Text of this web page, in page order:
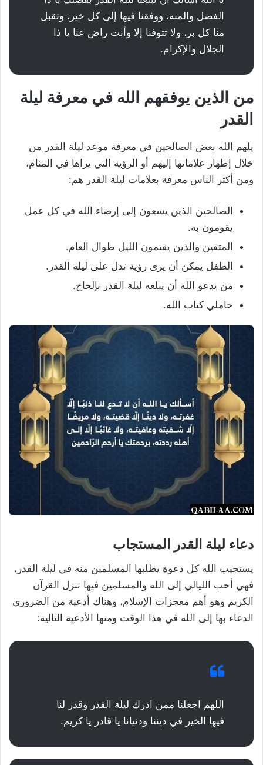
الفضل والمنه، ووفقنا فيها إلى كل خير، وتقبل
منا كل بر، ولا تتوفنا إلا وأنت راض عنا يا ذا
الجلال والإكرام.
من الذين يوفقهم الله في معرفة ليلة
القدر
يلهم الله بعض الصالحين في معرفة موعد ليلة القدر من
خلال إظهار علاماتها إليهم أو الرؤية التي يراها في المنام،
ومن أكثر الناس معرفة بعلامات ليلة القدر هم:
الصالحين الذين يسعون إلى إرضاء الله في كل عمل
يقومون به.
المتقين والذين يقيمون الليل طوال العام.
الطفل يمكن أن يرى رؤية تدل على ليلة القدر.
من يدعو الله أن يبلغه ليلة القدر بإلحاح.
حاملي كتاب الله.
دعاء ليلة القدر المستجاب
يستجيب الله كل دعوة يطلبها المسلمين منه في ليلة القدر،
فهي أحب الليالي إلى الله والمسلمين فيها تنزل القرآن
الكريم وهو أهم معجزات الإسلام، وهناك أدعية من الضروري
الدعاء بها إلى الله في هذا الوقت ومنها الأدعية التالية:
اللهم اجعلنا ممن ادرك ليلة القدر وقدر لنا
فيها الخير في ديننا ودنيانا يا قادر يا كريم.